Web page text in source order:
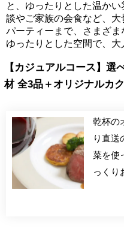
と、ゆったりとした温か
談やご家族の会食など、
パーティーまで、さまざま
ゆったりとした空間で、大
【カジュアルコース】選
材 全3品＋オリジナルカ
乾杯のオ
り直送
菜を使
っくり